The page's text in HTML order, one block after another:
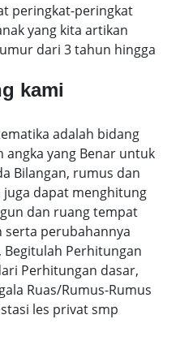
peringkat-peringkat
yang kita artikan
dari 3 tahun hingga
kami
adalah bidang
yang Benar untuk
Bilangan, rumus dan
dapat menghitung
dan ruang tempat
serta perubahannya
Perhitungan
Perhitungan dasar,
Ruas/Rumus-Rumus
les privat smp